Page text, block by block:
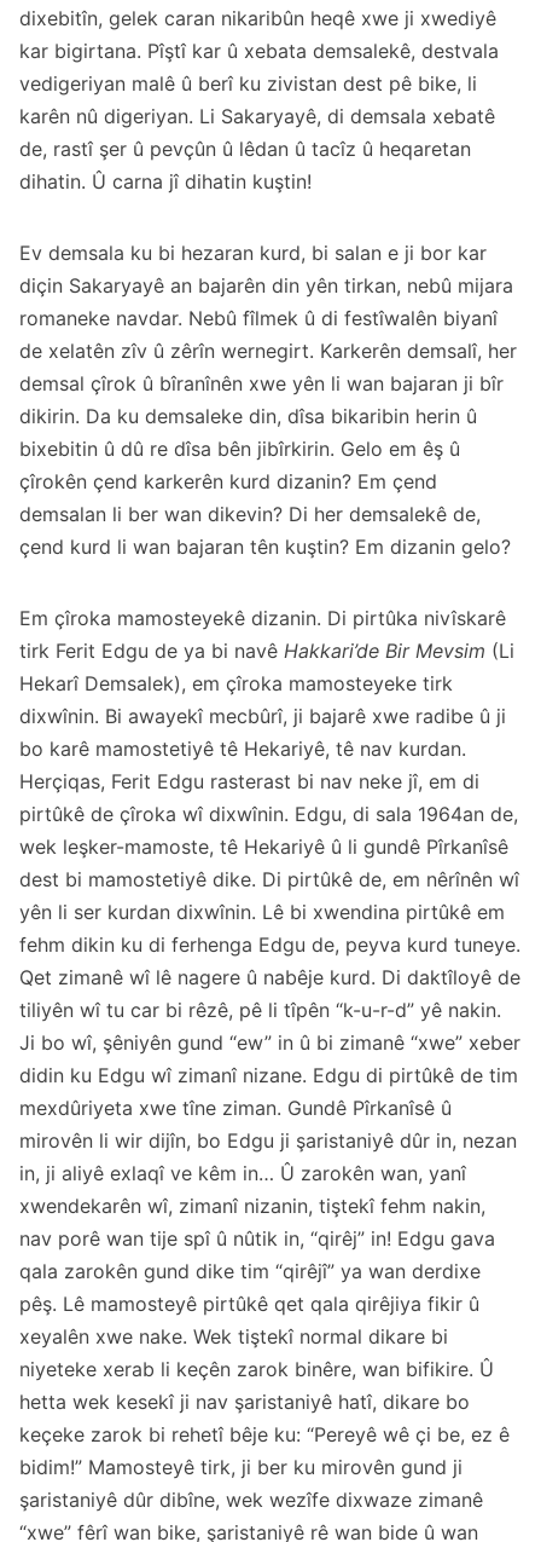
dixebitîn, gelek caran nikaribûn heqê xwe ji xwediyê
kar bigirtana. Pîştî kar û xebata demsalekê, destvala
vedigeriyan malê û berî ku zivistan dest pê bike, li
karên nû digeriyan. Li Sakaryayê, di demsala xebatê
de, rastî şer û pevçûn û lêdan û tacîz û heqaretan
dihatin. Û carna jî dihatin kuştin!
Ev demsala ku bi hezaran kurd, bi salan e ji bor kar
diçin Sakaryayê an bajarên din yên tirkan, nebû mijara
romaneke navdar. Nebû fîlmek û di festîwalên biyanî
de xelatên zîv û zêrîn wernegirt. Karkerên demsalî, her
demsal çîrok û bîranînên xwe yên li wan bajaran ji bîr
dikirin. Da ku demsaleke din, dîsa bikaribin herin û
bixebitin û dû re dîsa bên jibîrkirin. Gelo em êş û
çîrokên çend karkerên kurd dizanin? Em çend
demsalan li ber wan dikevin? Di her demsalekê de,
çend kurd li wan bajaran tên kuştin? Em dizanin gelo?
Em çîroka mamosteyekê dizanin. Di pirtûka nivîskarê
tirk Ferit Edgu de ya bi navê Hakkari’de Bir Mevsim (Li
Hekarî Demsalek), em çîroka mamosteyeke tirk
dixwînin. Bi awayekî mecbûrî, ji bajarê xwe radibe û ji
bo karê mamostetiyê tê Hekariyê, tê nav kurdan.
Herçiqas, Ferit Edgu rasterast bi nav neke jî, em di
pirtûkê de çîroka wî dixwînin. Edgu, di sala 1964an de,
wek leşker-mamoste, tê Hekariyê û li gundê Pîrkanîsê
dest bi mamostetiyê dike. Di pirtûkê de, em nêrînên wî
yên li ser kurdan dixwînin. Lê bi xwendina pirtûkê em
fehm dikin ku di ferhenga Edgu de, peyva kurd tuneye.
Qet zimanê wî lê nagere û nabêje kurd. Di daktîloyê de
tiliyên wî tu car bi rêzê, pê li tîpên “k-u-r-d” yê nakin.
Ji bo wî, şêniyên gund “ew” in û bi zimanê “xwe” xeber
didin ku Edgu wî zimanî nizane. Edgu di pirtûkê de tim
mexdûriyeta xwe tîne ziman. Gundê Pîrkanîsê û
mirovên li wir dijîn, bo Edgu ji şaristaniyê dûr in, nezan
in, ji aliyê exlaqî ve kêm in… Û zarokên wan, yanî
xwendekarên wî, zimanî nizanin, tiştekî fehm nakin,
nav porê wan tije spî û nûtik in, “qirêj” in! Edgu gava
qala zarokên gund dike tim “qirêjî” ya wan derdixe
pêş. Lê mamosteyê pirtûkê qet qala qirêjiya fikir û
xeyalên xwe nake. Wek tiştekî normal dikare bi
niyeteke xerab li keçên zarok binêre, wan bifikire. Û
hetta wek kesekî ji nav şaristaniyê hatî, dikare bo
keçeke zarok bi rehetî bêje ku: “Pereyê wê çi be, ez ê
bidim!” Mamosteyê tirk, ji ber ku mirovên gund ji
şaristaniyê dûr dibîne, wek wezîfe dixwaze zimanê
“xwe” fêrî wan bike, şaristaniyê rê wan bide û wan